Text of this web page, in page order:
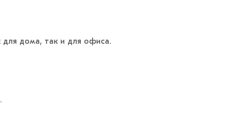
для дома, так и для офиса.